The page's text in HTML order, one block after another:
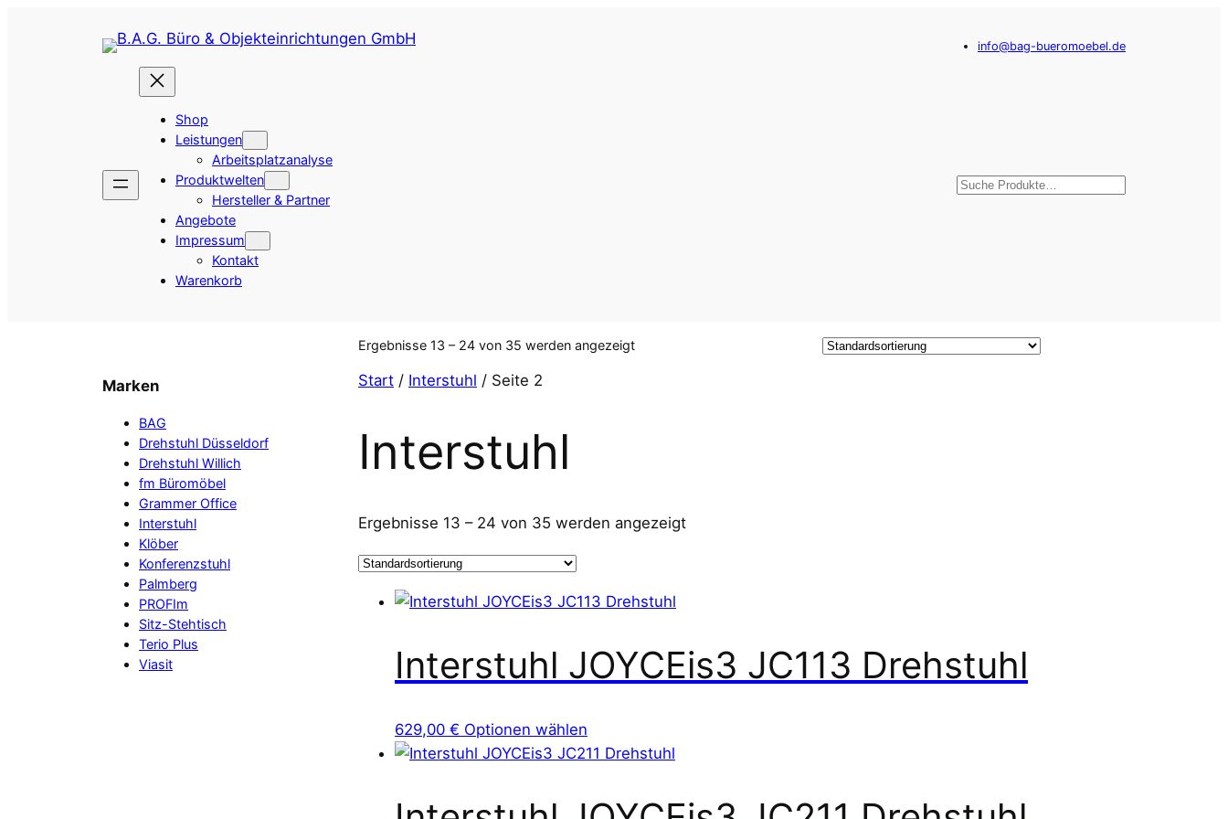
info@bag-bueromoebel.de
Shop
Leistungen
Arbeitsplatzanalyse
Produktwelten
Hersteller & Partner
Angebote
Impressum
Kontakt
Warenkorb
Suchen
Marken
BAG
Drehstuhl Düsseldorf
Drehstuhl Willich
fm Büromöbel
Grammer Office
Interstuhl
Klöber
Konferenzstuhl
Palmberg
PROFIm
Sitz-Stehtisch
Terio Plus
Viasit
Ergebnisse 13 – 24 von 35 werden angezeigt
Start / Interstuhl / Seite 2
Interstuhl
Ergebnisse 13 – 24 von 35 werden angezeigt
Interstuhl JOYCEis3 JC113 Drehstuhl
629,00 € Optionen wählen
i